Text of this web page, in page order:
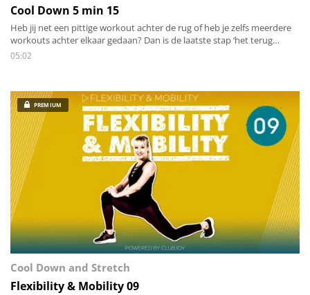
Cool Down 5 min 15
Heb jij net een pittige workout achter de rug of heb je zelfs meerdere
workouts achter elkaar gedaan? Dan is de laatste stap ‘het terug
brengen van de energie zowel mentaal als lichamelijk’. Stap voor stap
05:02
PREMIUM
Cool Down and Stretch
Flexibility & Mobility 09